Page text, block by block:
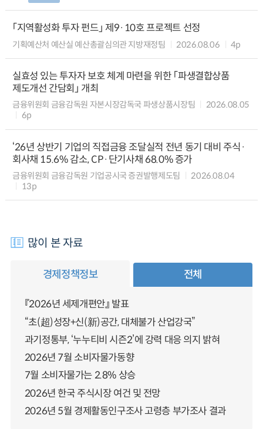
「지역활성화 투자 펀드」 제9·10호 프로젝트 선정
기획예산처 예산실 예산총괄심의관 지방재정팀 2026.08.06 4p
실효성 있는 투자자 보호 체계 마련을 위한 「파생결합상품
제도개선 간담회」 개최
금융위원회 금융감독원 자본시장감독국 파생상품시장팀
2026.08.05
6p
‘26년 상반기 기업의 직접금융 조달실적 전년 동기 대비 주식·
회사채 15.6% 감소, CP·단기사채 68.0% 증가
금융위원회 금융감독원 기업공시국 증권발행제도팀
2026.08.04
13p
많이 본 자료
경제정책정보 전체
『2026년 세제개편안』 발표
“초(超)성장+신(新)공간, 대체불가 산업강국”
과기정통부, ‘누누티비 시즌2’에 강력 대응 의지 밝혀
2026년 7월 소비자물가동향
7월 소비자물가는 2.8% 상승
2026년 한국 주식시장 여건 및 전망
2026년 5월 경제활동인구조사 고령층 부가조사 결과